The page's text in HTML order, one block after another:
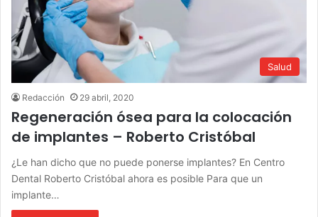
Salud
Redacción 29 abril, 2020
Regeneración ósea para la colocación
de implantes – Roberto Cristóbal
¿Le han dicho que no puede ponerse implantes? En Centro
Dental Roberto Cristóbal ahora es posible Para que un
implante…